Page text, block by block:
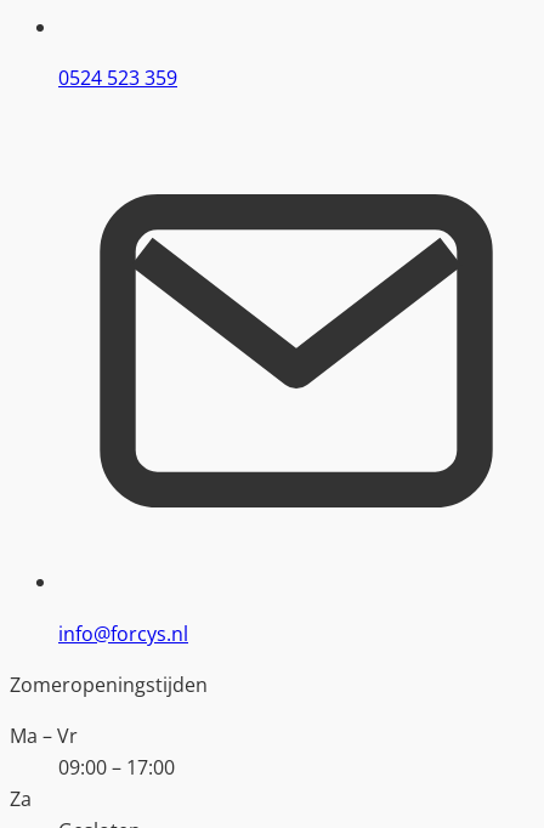
0524 523 359
info@forcys.nl
Zomeropeningstijden
Ma – Vr
09:00 – 17:00
Za